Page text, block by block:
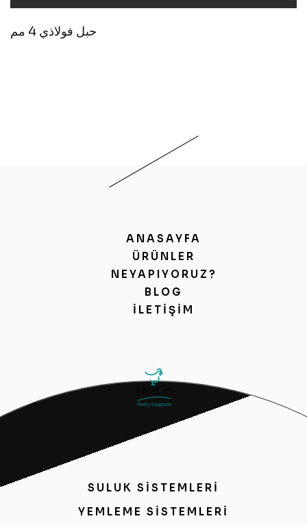
حبل فولاذي 4 مم
ANASAYFA
ÜRÜNLER
NEYAPIYORUZ?
BLOG
İLETIŞIM
SULUK SİSTEMLERİ
YEMLEME SİSTEMLERİ